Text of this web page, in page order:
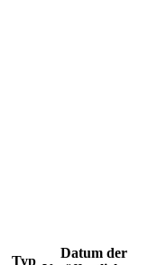
Typ
Datum der